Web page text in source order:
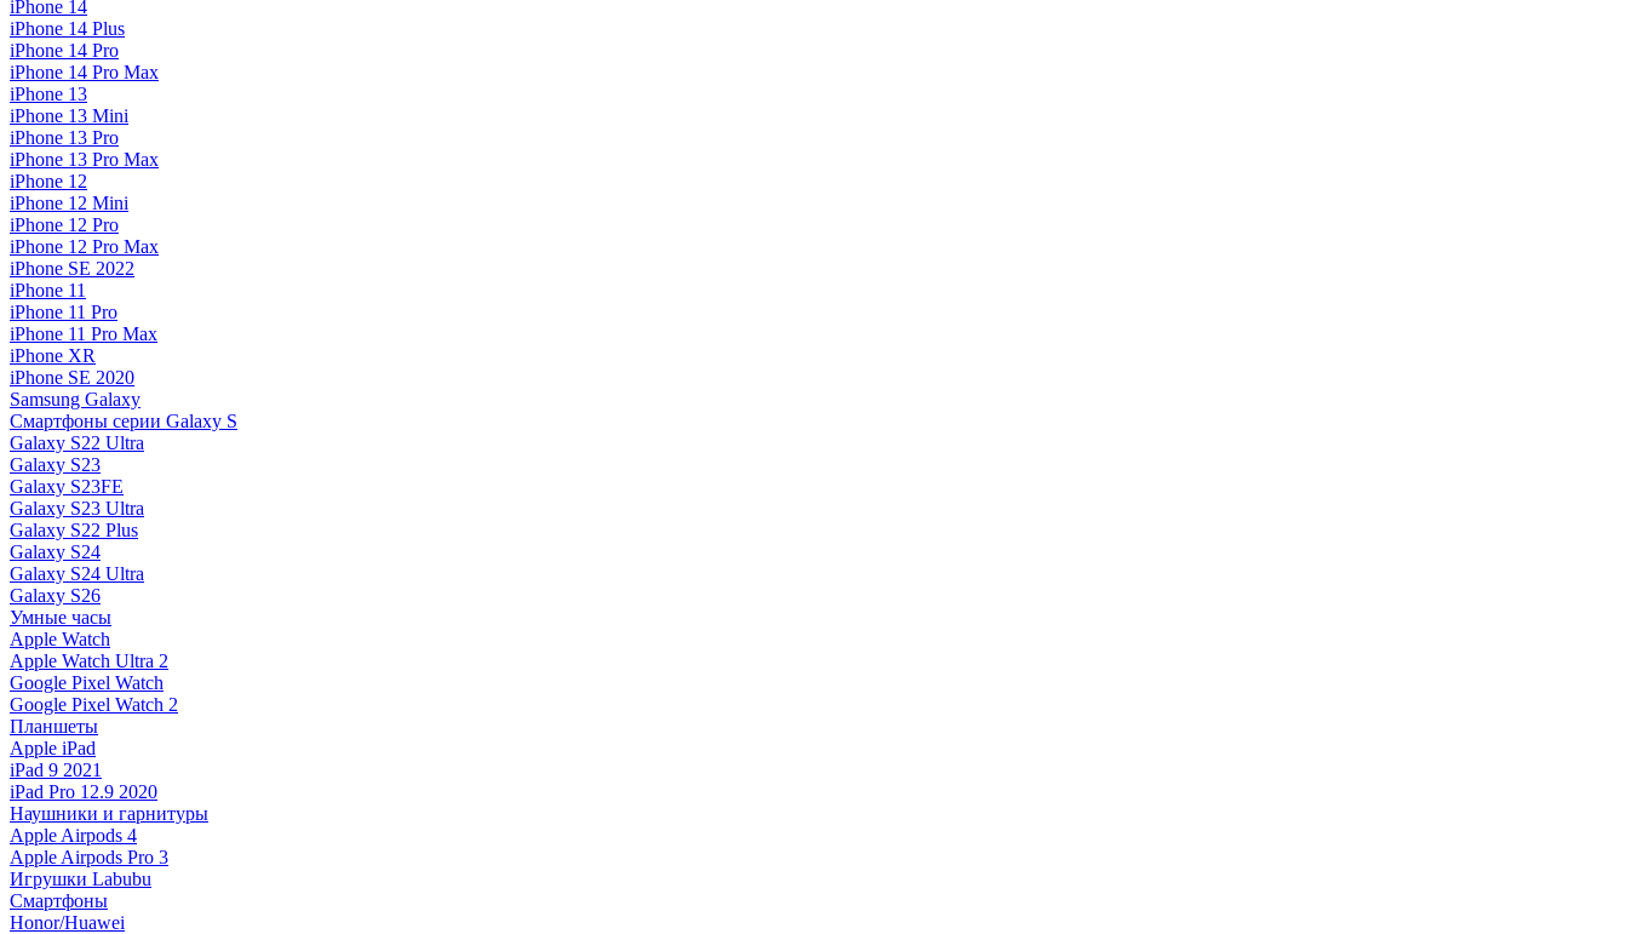
iPhone 14
iPhone 14 Plus
iPhone 14 Pro
iPhone 14 Pro Max
iPhone 13
iPhone 13 Mini
iPhone 13 Pro
iPhone 13 Pro Max
iPhone 12
iPhone 12 Mini
iPhone 12 Pro
iPhone 12 Pro Max
iPhone SE 2022
iPhone 11
iPhone 11 Pro
iPhone 11 Pro Max
iPhone XR
iPhone SE 2020
Samsung Galaxy
Смартфоны серии Galaxy S
Galaxy S22 Ultra
Galaxy S23
Galaxy S23FE
Galaxy S23 Ultra
Galaxy S22 Plus
Galaxy S24
Galaxy S24 Ultra
Galaxy S26
Умные часы
Apple Watch
Apple Watch Ultra 2
Google Pixel Watch
Google Pixel Watch 2
Планшеты
Apple iPad
iPad 9 2021
iPad Pro 12.9 2020
Наушники и гарнитуры
Apple Airpods 4
Apple Airpods Pro 3
Игрушки Labubu
Смартфоны
Honor/Huawei